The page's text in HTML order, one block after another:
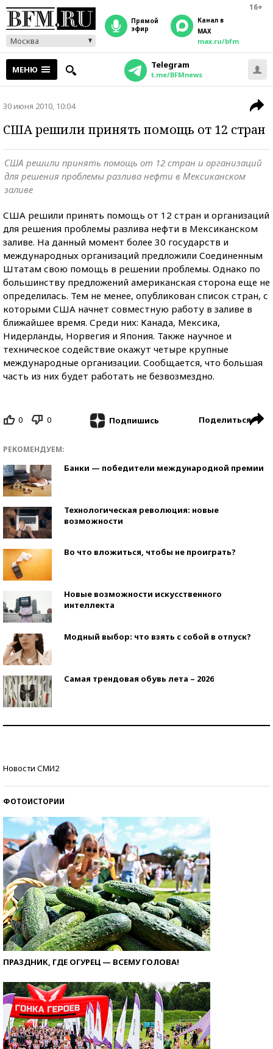
16+
Москва
прямой
эфир
Канал в
MAX
max.ru/bfm
МЕНЮ Telegram
t.me/BFMnews
30 июня 2010, 10:04
США решили принять помощь от 12 стран
США решили принять помощь от 12 стран и организаций
для решения проблемы разлива нефти в Мексиканском
заливе
США решили принять помощь от 12 стран и организаций
для решения проблемы разлива нефти в Мексиканском
заливе. На данный момент более 30 государств и
международных организаций предложили Соединенным
Штатам свою помощь в решении проблемы. Однако по
большинству предложений американская сторона еще не
определилась. Тем не менее, опубликован список стран, с
которыми США начнет совместную работу в заливе в
ближайшее время. Среди них: Канада, Мексика,
Нидерланды, Норвегия и Япония. Также научное и
техническое содействие окажут четыре крупные
международные организации. Сообщается, что большая
часть из них будет работать не безвозмездно.
0 0 Подпишись Поделиться
РЕКОМЕНДУЕМ:
Банки — победители международной премии
Технологическая революция: новые
возможности
Во что вложиться, чтобы не проиграть?
Новые возможности искусственного
интеллекта
Модный выбор: что взять с собой в отпуск?
Самая трендовая обувь лета – 2026
Новости СМИ2
ФОТОИСТОРИИ
ПРАЗДНИК, ГДЕ ОГУРЕЦ — ВСЕМУ ГОЛОВА!